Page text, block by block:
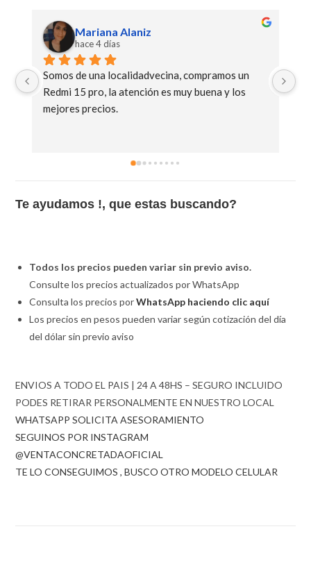
Mariana Alaniz
hace 4 días
Somos de una localidadvecina, compramos un
Redmi 15 pro, la atención es muy buena y los
mejores precios.
Te ayudamos !, que estas buscando?
Todos los precios pueden variar sin previo aviso.
Consulte los precios actualizados por WhatsApp
Consulta los precios porWhatsApp haciendo clic aquí
Los precios en pesos pueden variar según cotización del día
del dólar sin previo aviso
ENVIOS A TODO EL PAIS | 24 A 48HS – SEGURO INCLUIDO
PODES RETIRAR PERSONALMENTE EN NUESTRO LOCAL
WHATSAPP SOLICITA ASESORAMIENTO
SEGUINOS POR INSTAGRAM
@VENTACONCRETADAOFICIAL
TE LO CONSEGUIMOS , BUSCO OTRO MODELO CELULAR